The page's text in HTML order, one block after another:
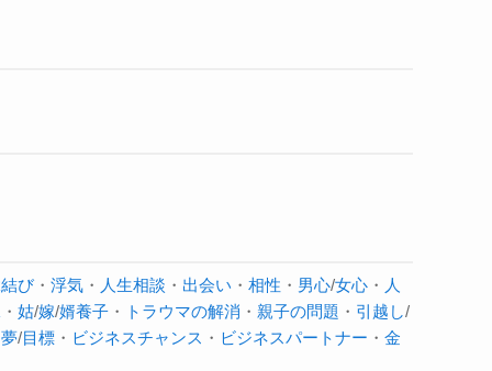
び・ 浮気 ・ 人生相談 ・ 出会い ・ 相性 ・ 男心/女心 ・ 人
・ 姑/嫁/婿養子 ・ トラウマの解消 ・ 親子の問題 ・ 引越し/
夢/目標 ・ ビジネスチャンス ・ ビジネスパートナー ・ 金